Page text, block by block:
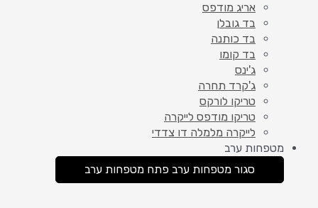
אריג מודפס
בד גובלן
בד כותנה
בד קומו
ג'ינס
ג'קרד תחרה
טריקו לורקס
טריקו מודפס לייקרה
לייקרה מלמלה דו צדדי
מטפחות ערב
סגור מטפחות ערב פתח מטפחות ערב